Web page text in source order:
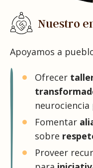
Nuestro
Apoyamos a
Ofrecer
Fomentar
sobre
Proveer